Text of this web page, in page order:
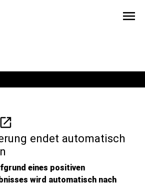
menu
open_in_new
endet automatisch
eines positiven
wird automatisch nach